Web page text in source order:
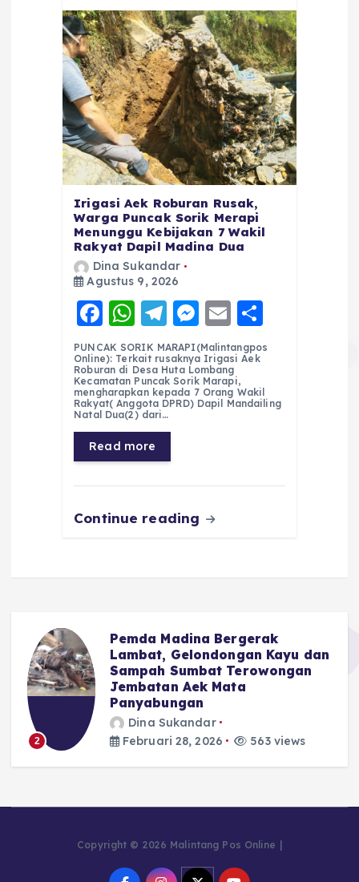
Irigasi Aek Roburan Rusak,
Warga Puncak Sorik Merapi
Menunggu Kebijakan 7 Wakil
Rakyat Dapil Madina Dua
Dina Sukandar
Agustus 9, 2026
F
a
c
e
b
o
o
k
W
h
a
ts
A
p
p
T
el
e
g
r
a
m
M
e
ss
e
n
E
m
ai
l
h
re
PUNCAK SORIK MARAPI(Malintangpos
Online): Terkait rusaknya Irigasi Aek
Roburan di Desa Huta Lombang
Kecamatan Puncak Sorik Marapi,
mengharapkan kepada 7 Orang Wakil
Rakyat( Anggota DPRD) Dapil Mandailing
Natal Dua(2) dari…
Read more
Continue reading
2
Pemda Madina Bergerak
Lambat, Gelondongan Kayu dan
Sampah Sumbat Terowongan
Jembatan Aek Mata
Panyabungan
Dina Sukandar
Februari 28, 2026
563 views
Copyright © 2026 Malintang Pos Online |